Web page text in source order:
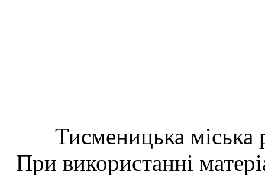
Тисменицька міська
При використанні